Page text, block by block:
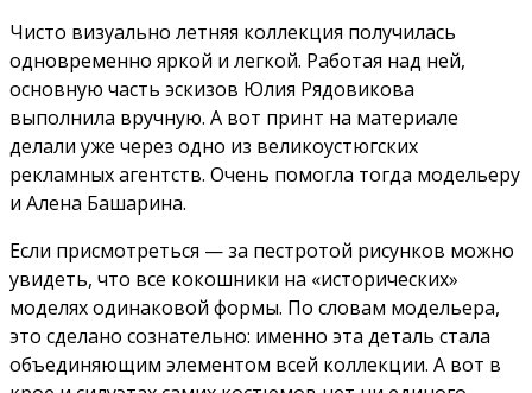
Чисто визуально летняя коллекция получилась
одновременно яркой и легкой. Работая над ней,
основную часть эскизов Юлия Рядовикова
выполнила вручную. А вот принт на материале
делали уже через одно из великоустюгских
рекламных агентств. Очень помогла тогда модельеру
и Алена Башарина.
Если присмотреться — за пестротой рисунков можно
увидеть, что все кокошники на «исторических»
моделях одинаковой формы. По словам модельера,
это сделано сознательно: именно эта деталь стала
объединяющим элементом всей коллекции. А вот в